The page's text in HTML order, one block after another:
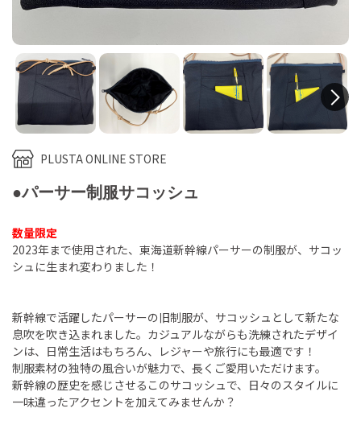
PLUSTA ONLINE STORE
●パーサー制服サコッシュ
数量限定
2023年まで使用された、東海道新幹線パーサーの制服が、サコッ
シュに生まれ変わりました！
新幹線で活躍したパーサーの旧制服が、サコッシュとして新たな
息吹を吹き込まれました。カジュアルながらも洗練されたデザイ
ンは、日常生活はもちろん、レジャーや旅行にも最適です！
制服素材の独特の風合いが魅力で、長くご愛用いただけます。
新幹線の歴史を感じさせるこのサコッシュで、日々のスタイルに
一味違ったアクセントを加えてみませんか？